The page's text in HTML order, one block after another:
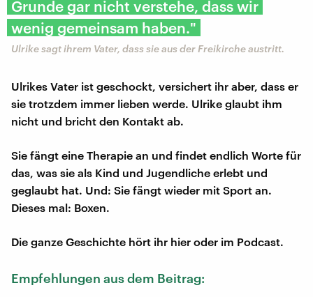
Grunde gar nicht verstehe, dass wir
wenig gemeinsam haben."
Ulrike sagt ihrem Vater, dass sie aus der Freikirche austritt.
Ulrikes Vater ist geschockt, versichert ihr aber, dass er
sie trotzdem immer lieben werde. Ulrike glaubt ihm
nicht und bricht den Kontakt ab.
Sie fängt eine Therapie an und findet endlich Worte für
das, was sie als Kind und Jugendliche erlebt und
geglaubt hat. Und: Sie fängt wieder mit Sport an.
Dieses mal: Boxen.
Die ganze Geschichte hört ihr hier oder im Podcast.
Empfehlungen aus dem Beitrag: